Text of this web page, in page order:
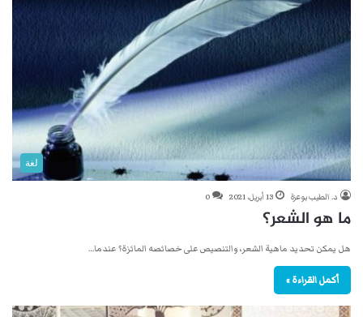
لغة
د. الطيب بوعزة 13 أبريل، 2021 0
ما هو الشعر؟
هل يمكن تحديد ماهية الشعر، والتنصيص على خصائصه المائزة؟ عندما…
أكمل القراءة »